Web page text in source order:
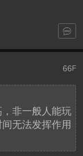
66F
非一般人能玩
无法发挥作用